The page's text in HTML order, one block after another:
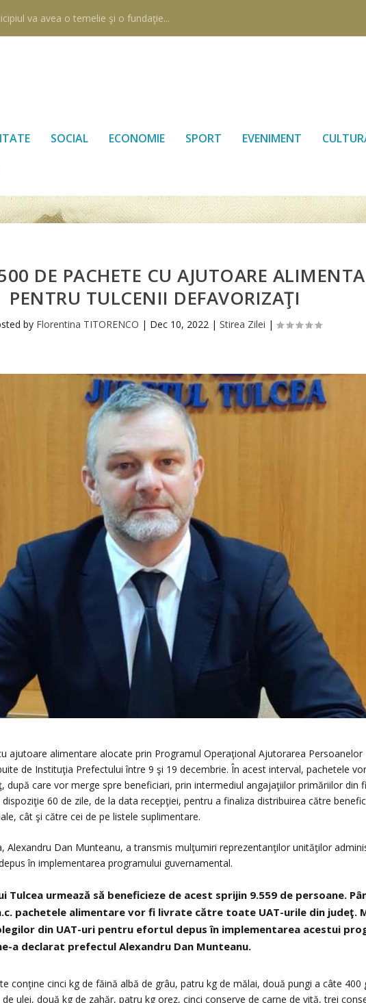
va avea o temelie şi o fundaţie...
SOCIAL ECONOMIE SPORT EVENIMENT
DE PACHETE CU AJUTOARE
PENTRU TULCENII DEFAVORIZAŢI
by Florentina TITORENCO | Dec 10, 2022 | Stirea Zilei |
ajutoare alimentare alocate prin Programul Operaţional Ajutorarea Persoanelor
de Instituţia Prefectului între 9 şi 19 decembrie. În acest interval, pachetele
după care vor merge spre beneficiari, prin intermediul angajaţiilor primăriilor din
60 de zile, de la data recepţiei, pentru a finaliza distribuirea către
cât şi către cei de pe listele suplimentare.
Alexandru Dan Munteanu, a transmis mulţumiri reprezentanţilor unităţilor
în implementarea programului guvernamental.
Tulcea urmează să beneficieze de acest sprijin 9.559 de persoane.
pachetele alimentare vor fi livrate către toate UAT-urile din judeţ.
din UAT-uri pentru efortul depus în implementarea acestui
a declarat prefectul Alexandru Dan Munteanu.
conţine cinci kg de făină albă de grâu, patru kg de mălai, două pungi a câte 400
ulei, două kg de zahăr, patru kg orez, cinci conserve de carne de vită, trei